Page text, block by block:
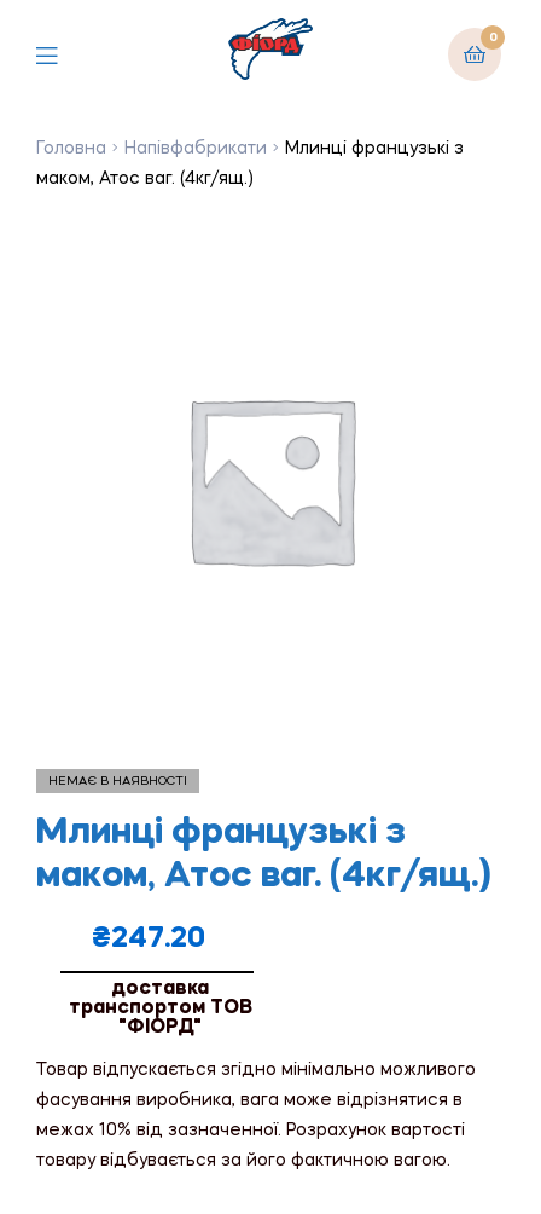
0
Головна Напівфабрикати
Млинці французькі з
маком, Атос ваг. (4кг/ящ.)
НЕМАЄ В НАЯВНОСТІ
Млинці французькі з
маком, Атос ваг. (4кг/ящ.)
₴247.20
доставка
транспортом ТОВ
"ФІОРД"
Товар відпускається згідно мінімально можливого
фасування виробника, вага може відрізнятися в
межах 10% від зазначенної. Розрахунок вартості
товару відбувається за його фактичною вагою.